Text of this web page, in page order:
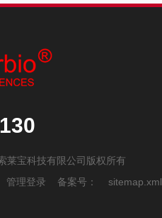
莱宝科技有限公司版权所有
管理登录 备案号： sitemap.xml